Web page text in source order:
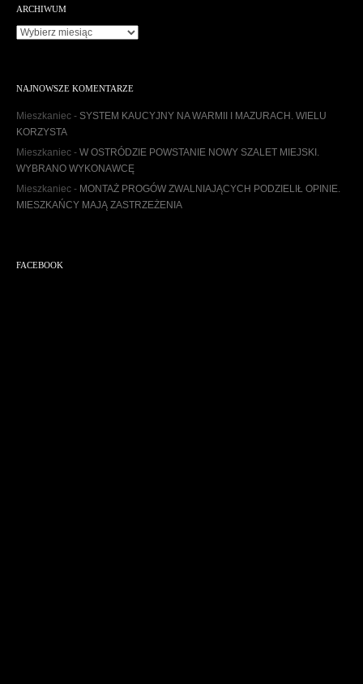
ARCHIWUM
A
w
u
NAJNOWSZE KOMENTARZE
Mieszkaniec - SYSTEM KAUCYJNY NA WARMII I MAZURACH. WIELU
KORZYSTA
Mieszkaniec - W OSTRÓDZIE POWSTANIE NOWY SZALET MIEJSKI.
WYBRANO WYKONAWCĘ
Mieszkaniec - MONTAŻ PROGÓW ZWALNIAJĄCYCH PODZIELIŁ OPINIE.
MIESZKAŃCY MAJĄ ZASTRZEŻENIA
FACEBOOK